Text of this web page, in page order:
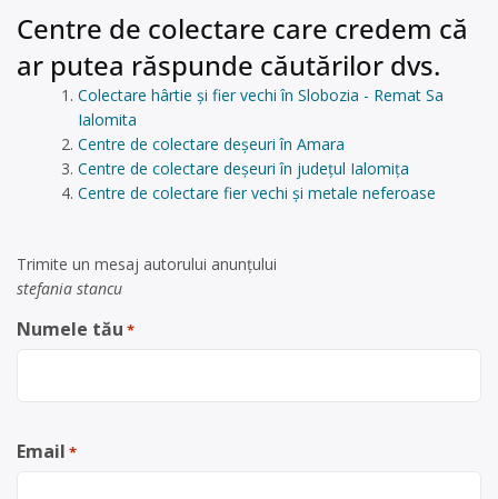
Centre de colectare care credem că
ar putea răspunde căutărilor dvs.
Colectare hârtie și fier vechi în Slobozia - Remat Sa
Ialomita
Centre de colectare deșeuri în Amara
Centre de colectare deșeuri în județul Ialomița
Centre de colectare fier vechi și metale neferoase
Trimite un mesaj autorului anunţului
stefania stancu
Numele tău *
Email *